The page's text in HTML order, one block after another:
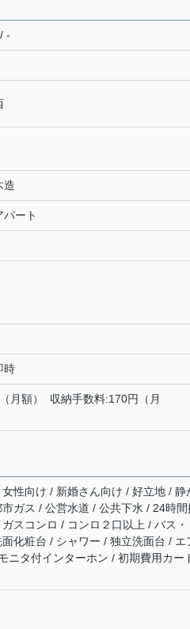
-
造
パート
時
月額） 収納手数料:170円（月
性向け / 新婚さん向け / 好立地 / 静
ガス / 公営水道 / 公共下水 / 24時間
スコンロ / コンロ２口以上 / バス・
化粧台 / シャワー / 独立洗面台 / エ
ニタ付インターホン / 初期費用カー